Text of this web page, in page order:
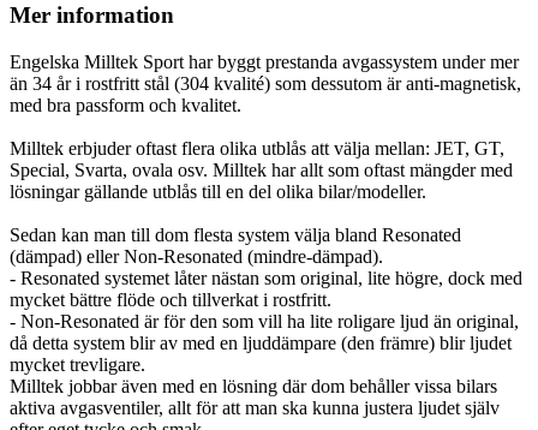
Mer information
Engelska Milltek Sport har byggt prestanda avgassystem under mer
än 34 år i rostfritt stål (304 kvalité) som dessutom är anti-magnetisk,
med bra passform och kvalitet.
Milltek erbjuder oftast flera olika utblås att välja mellan: JET, GT,
Special, Svarta, ovala osv. Milltek har allt som oftast mängder med
lösningar gällande utblås till en del olika bilar/modeller.
Sedan kan man till dom flesta system välja bland Resonated
(dämpad) eller Non-Resonated (mindre-dämpad).
- Resonated systemet låter nästan som original, lite högre, dock med
mycket bättre flöde och tillverkat i rostfritt.
- Non-Resonated är för den som vill ha lite roligare ljud än original,
då detta system blir av med en ljuddämpare (den främre) blir ljudet
mycket trevligare.
Milltek jobbar även med en lösning där dom behåller vissa bilars
aktiva avgasventiler, allt för att man ska kunna justera ljudet själv